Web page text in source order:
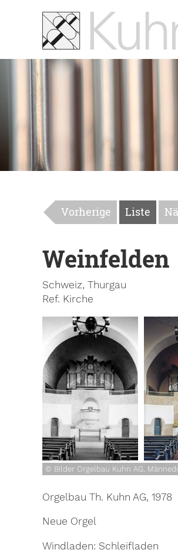
Vorherige Liste
Weinfelden
Schweiz, Thurgau
Ref. Kirche
© Bilder Orgelbau Kuhn AG,
Orgelbau Th. Kuhn AG, 1978
Neue Orgel
Windladen Schleifladen